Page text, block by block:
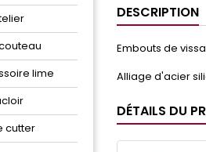
lime
cutter
DESCRIPTION
Embouts de
Alliage d'acier
DÉTAILS DU